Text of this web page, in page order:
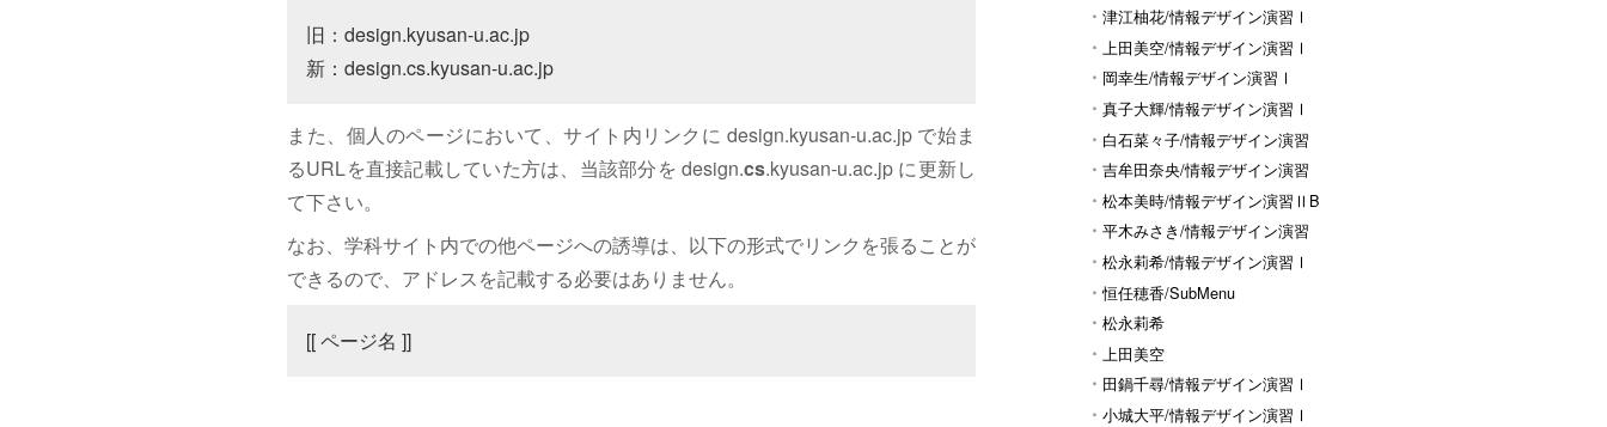
演習I
津江柚花/情報デザイン演習Ⅰ
上田美空/情報デザイン演習Ⅰ
岡幸生/情報デザイン演習Ⅰ
真子大輝/情報デザイン演習Ⅰ
白石菜々子/情報デザイン演習
Ⅰ 吉牟田奈央/情報デザイン演習
Ⅰ 松本美時/情報デザイン演習ⅡB
平木みさき/情報デザイン演習
Ⅰ 松永莉希/情報デザイン演習Ⅰ
恒任穂香/SubMenu
松永莉希
上田美空
田鍋千尋/情報デザイン演習Ⅰ
小城大平/情報デザイン演習Ⅰ
旧：design.kyusan-u.ac.jp
新：design.cs.kyusan-u.ac.jp
また、個人のページにおいて、サイト内リンクに design.kyusan-u.ac.jp で始ま
るURLを直接記載していた方は、当該部分を design.cs.kyusan-u.ac.jp に更新し
て下さい。
なお、学科サイト内での他ページへの誘導は、以下の形式でリンクを張ることが
できるので、アドレスを記載する必要はありません。
[[ ページ名 ]]